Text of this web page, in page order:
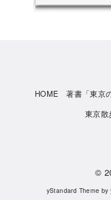
HOME
著書「東京
東京散
©
yStandard Theme by